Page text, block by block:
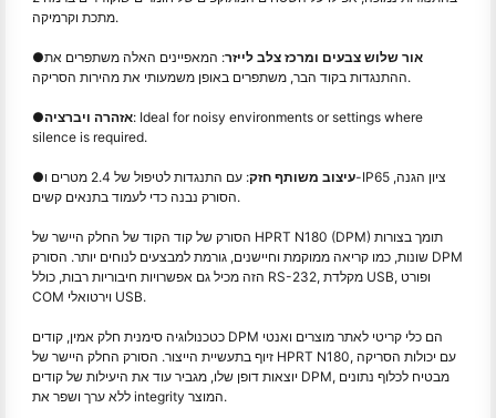
מתכת וקרמיקה.
● אור שלוש צבעים ומרכז צלב לייזר: המאפיינים האלה משתפרים את
ההתנגדות בקוד הבר, משתפרים באופן משמעותי את מהירות הסריקה.
●אזהרה ויברציה: Ideal for noisy environments or settings where
silence is required.
● עיצוב משותף חזק
: עם התנגדות לטיפול של 2.4 מטרים ו-IP65 ציון הגנה,
הסורק נבנה כדי לעמוד בתנאים קשים.
הסורק של קוד הקוד של החלק היישר של HPRT N180 (DPM) תומך בצורות
שונות, כמו קריאה ממוקמת וחיישנים, גורמת למבצעים לנוחים יותר. הסורק DPM
הזה מכיל גם אפשרויות חיבוריות רבות, כולל RS-232, מקלדת USB, ופורט
COM וירטואלי USB.
כטכנולוגיה סימנית חלק אמין, קודים DPM הם כלי קריטי לאתר מוצרים ואנטי
זיוף בתעשיית הייצור. הסורק החלק היישר של HPRT N180, עם יכולות הסריקה
יוצאות דופן שלו, מגביר עוד את היעילות של קודים DPM, מבטיח לכלוף נתונים
ללא ערך ושפר את integrity המוצר.